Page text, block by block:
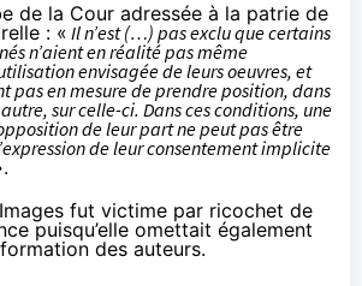
de la Cour adressée à la patrie de
: « Il n’est (…) pas exclu que certains
n’aient en réalité pas même
envisagée de leurs oeuvres, et
pas en mesure de prendre position, dans
sur celle-ci. Dans ces conditions, une
de leur part ne peut pas être
de leur consentement implicite
fut victime par ricochet de
puisqu’elle omettait également
des auteurs.